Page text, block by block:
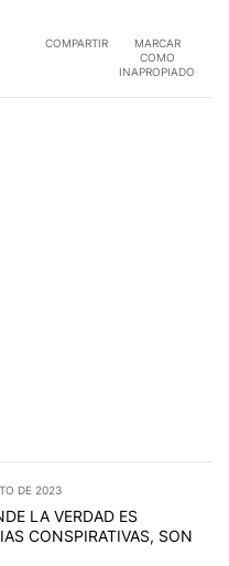
COMPARTIR
MARCAR
COMO
INAPROPIADO
DE 2023
LA VERDAD ES
CONSPIRATIVAS, SON